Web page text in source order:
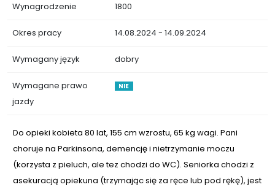
Wynagrodzenie 1800
Okres pracy 14.08.2024 - 14.09.2024
Wymagany język dobry
Wymagane prawo
jazdy
NIE
Do opieki kobieta 80 lat, 155 cm wzrostu, 65 kg wagi. Pani
choruje na Parkinsona, demencję i nietrzymanie moczu
(korzysta z pieluch, ale tez chodzi do WC). Seniorka chodzi z
asekuracją opiekuna (trzymając się za ręce lub pod rękę), jest